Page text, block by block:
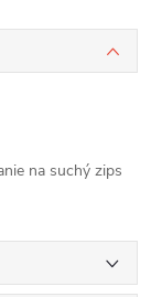
na suchý zips